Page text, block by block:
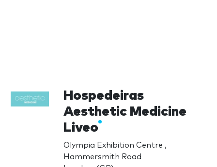
Hospedeiras
Aesthetic Medicine
Liveo
Olympia Exhibition Centre ,
Hammersmith Road